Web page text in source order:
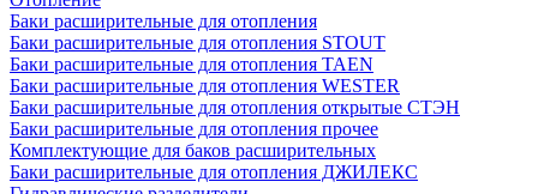
Баки расширительные для отопления
Баки расширительные для отопления STOUT
Баки расширительные для отопления TAEN
Баки расширительные для отопления WESTER
Баки расширительные для отопления открытые СТЭН
Баки расширительные для отопления прочее
Комплектующие для баков расширительных
Баки расширительные для отопления ДЖИЛЕКС